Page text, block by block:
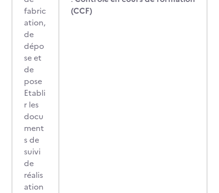
fabric
ation,
de
dépo
se et
de
pose
Etabli
r les
docu
ment
s de
suivi
de
réalis
ation
(CCF)